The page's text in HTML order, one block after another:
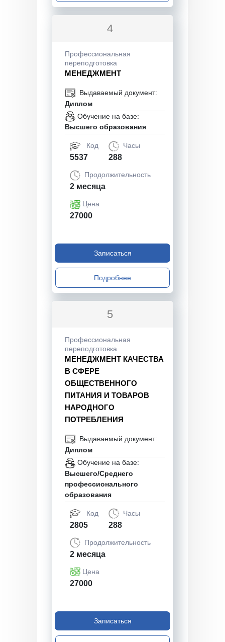
4
Профессиональная
переподготовка
МЕНЕДЖМЕНТ
Выдаваемый документ:
Диплом
Обучение на базе:
Высшего образования
Код
5537
Часы
288
Продолжительность
2 месяца
Цена
27000
Записаться
Подробнее
5
Профессиональная
переподготовка
МЕНЕДЖМЕНТ КАЧЕСТВА
В СФЕРЕ
ОБЩЕСТВЕННОГО
ПИТАНИЯ И ТОВАРОВ
НАРОДНОГО
ПОТРЕБЛЕНИЯ
Выдаваемый документ:
Диплом
Обучение на базе:
Высшего/Среднего
профессионального
образования
Код
2805
Часы
288
Продолжительность
2 месяца
Цена
27000
Записаться